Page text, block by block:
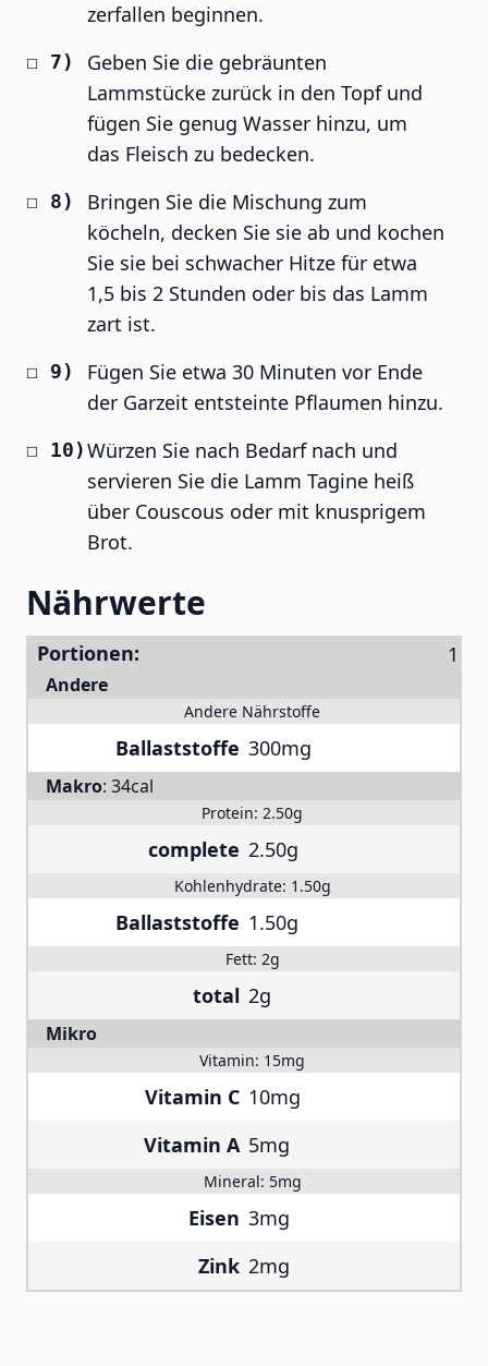
zerfallen beginnen.
Geben Sie die gebräunten
Lammstücke zurück in den Topf und
fügen Sie genug Wasser hinzu, um
das Fleisch zu bedecken.
Bringen Sie die Mischung zum
köcheln, decken Sie sie ab und kochen
Sie sie bei schwacher Hitze für etwa
1,5 bis 2 Stunden oder bis das Lamm
zart ist.
Fügen Sie etwa 30 Minuten vor Ende
der Garzeit entsteinte Pflaumen hinzu.
Würzen Sie nach Bedarf nach und
servieren Sie die Lamm Tagine heiß
über Couscous oder mit knusprigem
Brot.
Nährwerte
Portionen:
Andere
Andere Nährstoffe
Ballaststoffe 300mg
Makro: 34cal
Protein: 2.50g
complete 2.50g
Kohlenhydrate: 1.50g
Ballaststoffe 1.50g
Fett: 2g
total 2g
Mikro
Vitamin: 15mg
Vitamin C 10mg
Vitamin A 5mg
Mineral: 5mg
Eisen 3mg
Zink 2mg